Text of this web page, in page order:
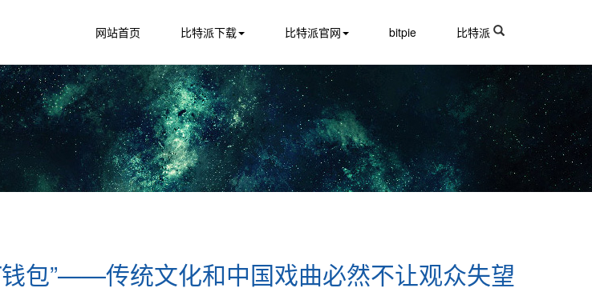
网站首页 比特派下载 比特派官网 bitpie 比特派
包”——传统文化和中国戏曲必然不让观众失望